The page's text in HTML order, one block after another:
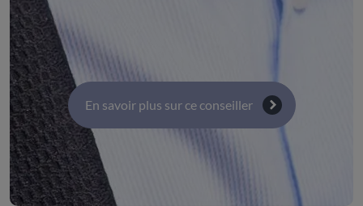
populaire et intergénération
Commission 3 : Orientation, éducation, formation et
parcours professionnels
En savoir plus sur ce conseiller